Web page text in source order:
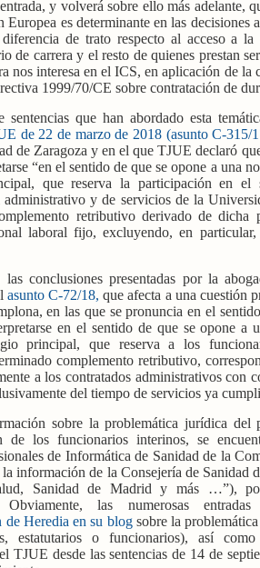
y volverá sobre ello más adelante,
es determinante en las decisiones
de trato respecto al acceso a la
de carrera y el resto de quienes prestan
nos interesa en el ICS, en aplicación de la
1999/70/CE sobre contratación de
que han abordado esta
de 22 de marzo de 2018 (asunto C-315/
de Zaragoza y en el que TJUE declaró
“en el sentido de que se opone a una
que reserva la participación en el
y de servicios de la
retributivo derivado de dicha
laboral fijo, excluyendo, en
conclusiones presentadas por la
asunto C-72/18, que afecta a una cuestión
en las que se pronuncia en el
en el sentido de que se opone a
principal, que reserva a los
complemento retributivo,
a los contratados administrativos con
del tiempo de servicios ya
sobre la problemática jurídica del
de los funcionarios interinos, se
de Informática de Sanidad de la
información de la Consejería de Sanidad
Sanidad de Madrid y más …”),
Obviamente, las numerosas
Heredia en su blogsobre la
estatutarios o funcionarios), así
TJUE desde las sentencias de 14 de